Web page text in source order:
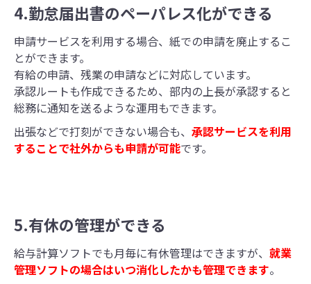
4.勤怠届出書のペーパレス化ができる
申請サービスを利用する場合、紙での申請を廃止するこ
とができます。
有給の申請、残業の申請などに対応しています。
承認ルートも作成できるため、部内の上長が承認すると
総務に通知を送るような運用もできます。
出張などで打刻ができない場合も、 承認サービスを利用
することで社外からも申請が可能です。
5.有休の管理ができる
給与計算ソフトでも月毎に有休管理はできますが、 就業
管理ソフトの場合はいつ消化したかも管理できます。